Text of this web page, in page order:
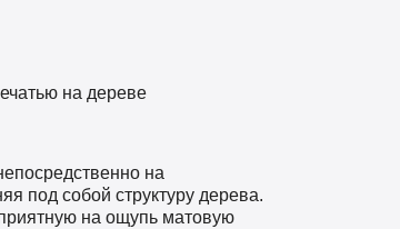
на дереве
на
под собой структуру дерева.
на ощупь матовую